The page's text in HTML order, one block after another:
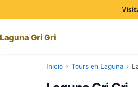
Laguna Gri Gri
Inicio › Tours en Laguna ›